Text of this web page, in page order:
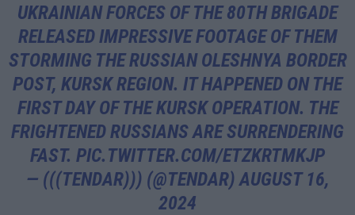
UKRAINIAN FORCES OF THE 80TH BRIGADE
RELEASED IMPRESSIVE FOOTAGE OF THEM
STORMING THE RUSSIAN OLESHNYA BORDER
POST, KURSK REGION. IT HAPPENED ON THE
FIRST DAY OF THE KURSK OPERATION. THE
FRIGHTENED RUSSIANS ARE SURRENDERING
FAST. PIC.TWITTER.COM/ETZKRTMKJP
— (((TENDAR))) (@TENDAR)AUGUST 16,
2024